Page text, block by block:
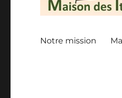
Notre mission